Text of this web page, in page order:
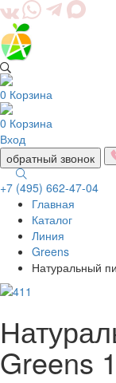
0 Корзина
0 Корзина
Вход
обратный звонок
+7 (495) 662-47-04
Главная
Каталог
Линия
Greens
Натуральный
Greens